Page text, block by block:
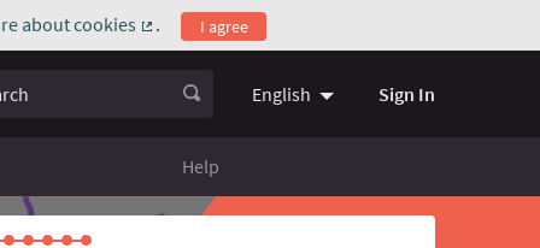
about cookies
(External link)
. I agree
English Choose language
Sign In
Help